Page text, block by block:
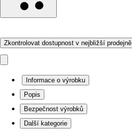
Zkontrolovat dostupnost v nejbližší prodejně
Informace o výrobku
Popis
Bezpečnost výrobků
Další kategorie